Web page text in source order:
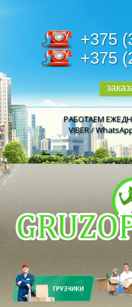
+375
+375
РАБОТАЕМ
VIBER /